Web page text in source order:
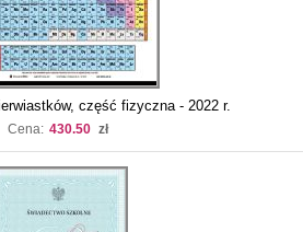
część fizyczna - 2022 r.
Cena: 430.50 zł